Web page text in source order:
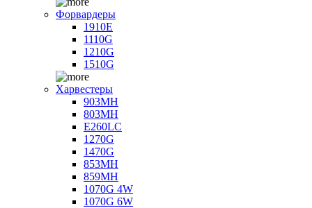
Форвардеры
1910E
1110G
1210G
1510G
Харвестеры
903MH
803MH
E260LC
1270G
1470G
853MH
859MH
1070G 4W
1070G 6W